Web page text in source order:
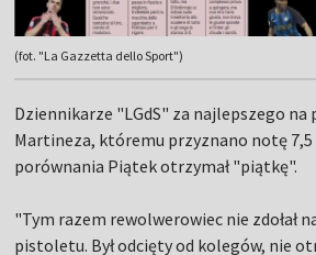
(fot. "La Gazzetta dello Sport")
Dziennikarze "LGdS" za najlepszego na
Martineza, któremu przyznano notę 7,5
porównania Piątek otrzymał "piątkę".
"Tym razem rewolwerowiec nie zdołał
pistoletu. Był odcięty od kolegów, nie